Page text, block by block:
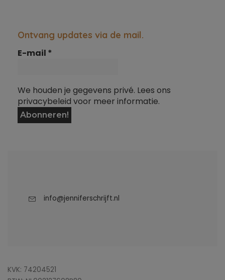
Ontvang updates via de mail.
E-mail *
We houden je gegevens privé. Lees ons
privacybeleid voor meer informatie.
info@jenniferschrijft.nl
KVK: 74204521